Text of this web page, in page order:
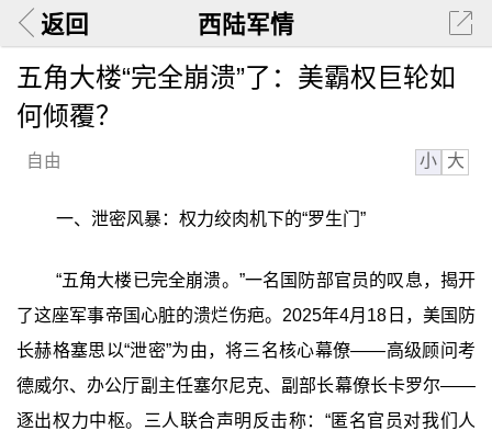
返回 西陆军情
五角大楼“完全崩溃”了：美霸权巨轮如
何倾覆？
自由 小 大
一、泄密风暴：权力绞肉机下的“罗生门”
“五角大楼已完全崩溃。”一名国防部官员的叹息，揭开
了这座军事帝国心脏的溃烂伤疤。2025年4月18日，美国防
长赫格塞思以“泄密”为由，将三名核心幕僚——高级顾问考
德威尔、办公厅副主任塞尔尼克、副部长幕僚长卡罗尔——
逐出权力中枢。三人联合声明反击称：“匿名官员对我们人